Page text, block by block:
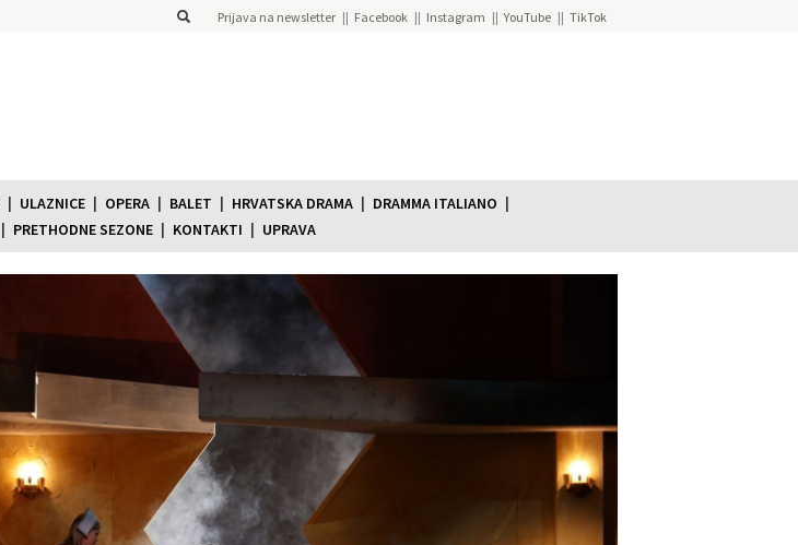
Prijava na newsletter Facebook Instagram YouTube TikTok
ULAZNICE OPERA BALET HRVATSKA DRAMA
DRAMMA ITALIANO
PRETHODNE SEZONE KONTAKTI UPRAVA